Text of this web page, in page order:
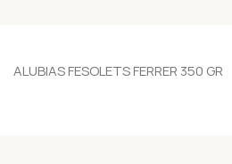
ALUBIAS FESOLETS FERRER 350 GR